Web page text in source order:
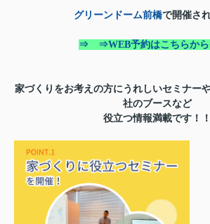
グリーンドーム前橋で開催さ
⇒ ⇒WEB予約はこちらか
家づくりをお考えの方にうれしいセミナー
社のブースなど
役立つ情報満載です！！